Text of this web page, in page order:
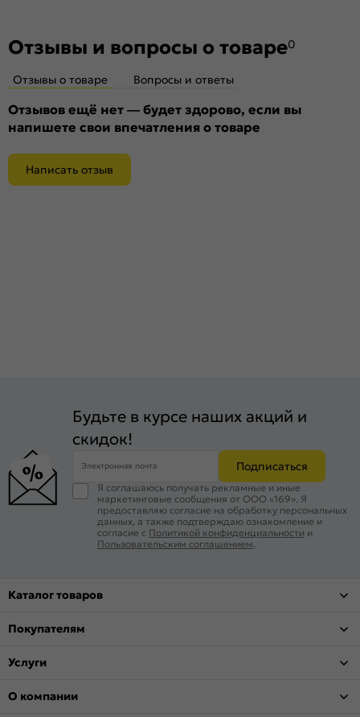
Отзывы и вопросы о товаре0
Отзывы о товаре Вопросы и ответы
Отзывов ещё нет — будет здорово, если вы
напишете свои впечатления о товаре
Написать отзыв
Будьте в курсе наших акций и
скидок!
Электронная почта Подписаться
Я соглашаюсь получать рекламные и иные
маркетинговые сообщения от ООО «169». Я
предоставляю согласие на обработку персональных
данных, а также подтверждаю ознакомление и
согласие с Политикой конфиденциальности и
Пользовательским соглашением
Каталог товаров
Покупателям
Услуги
О компании